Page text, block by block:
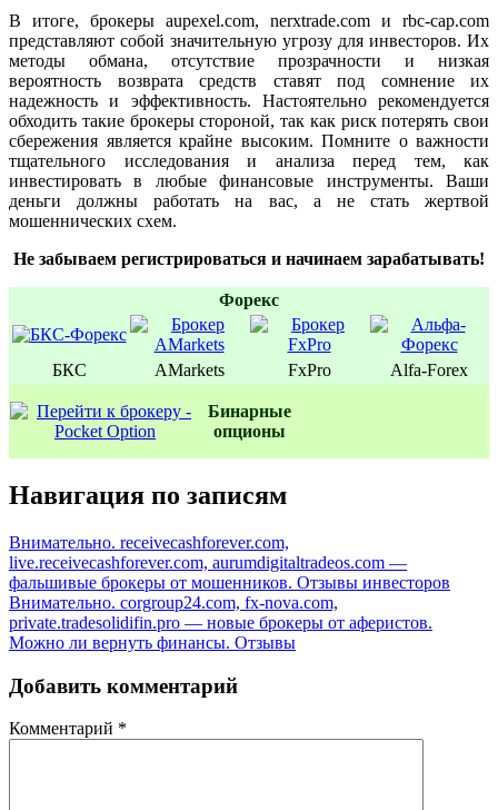
В итоге, брокеры aupexel.com, nerxtrade.com и rbc-cap.com
представляют собой значительную угрозу для инвесторов. Их
методы обмана, отсутствие прозрачности и низкая
вероятность возврата средств ставят под сомнение их
надежность и эффективность. Настоятельно рекомендуется
обходить такие брокеры стороной, так как риск потерять свои
сбережения является крайне высоким. Помните о важности
тщательного исследования и анализа перед тем, как
инвестировать в любые финансовые инструменты. Ваши
деньги должны работать на вас, а не стать жертвой
мошеннических схем.
Не забываем регистрироваться и начинаем зарабатывать!
Форекс
БКС AMarkets FxPro Alfa-Forex
Бинаpные
oпционы
Навигация по записям
Внимательно. receivecashforever.com,
live.receivecashforever.com, aurumdigitaltradeos.com —
фальшивые брокеры от мошенников. Отзывы инвесторов
Внимательно. corgroup24.com, fx-nova.com,
private.tradesolidifin.pro — новые брокеры от аферистов.
Можно ли вернуть финансы. Отзывы
Добавить комментарий
Комментарий *